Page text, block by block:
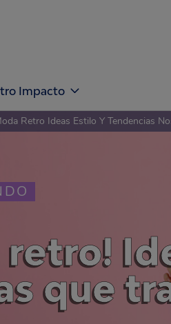
Impacto
retro!
que
Retro Ideas Estilo Y Tendencias